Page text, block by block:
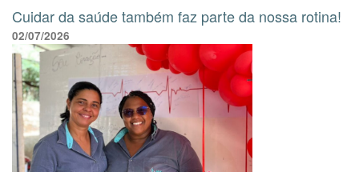
Cuidar da saúde também faz parte da nossa rotina!
02/07/2026